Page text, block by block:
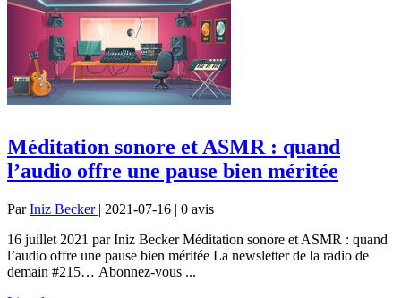
Méditation sonore et ASMR : quand
l’audio offre une pause bien méritée
ParIniz Becker | 2021-07-16 | 0 avis
16 juillet 2021 par Iniz Becker Méditation sonore et ASMR : quand
l’audio offre une pause bien méritée La newsletter de la radio de
demain #215… Abonnez-vous ...